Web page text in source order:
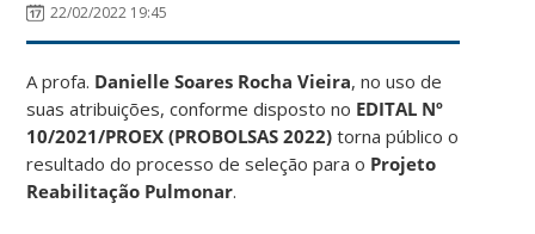
22/02/2022 19:45
A profa. Danielle Soares Rocha Vieira, no uso de
suas atribuições, conforme disposto no EDITAL Nº
10/2021/PROEX (PROBOLSAS 2022)torna público o
resultado do processo de seleção para o Projeto
Reabilitação Pulmonar.